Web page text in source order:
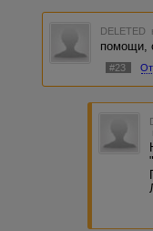
DELETED
помощи,
#23